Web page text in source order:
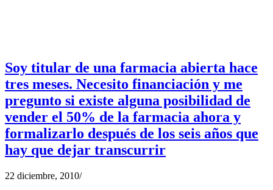
Soy titular de una farmacia abierta hace
tres meses. Necesito financiación y me
pregunto si existe alguna posibilidad de
vender el 50% de la farmacia ahora y
formalizarlo después de los seis años que
hay que dejar transcurrir
22 diciembre, 2010/